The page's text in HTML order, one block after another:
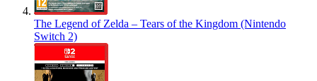
The Legend of Zelda – Tears of the Kingdom (Nintendo
Switch 2)